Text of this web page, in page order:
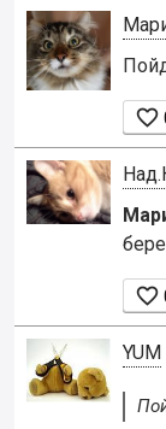


YUM